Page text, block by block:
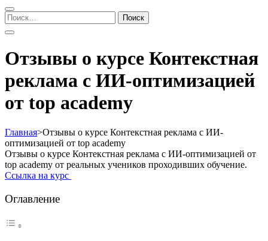
Найти:
Отзывы о курсе Контекстная
реклама с ИИ-оптимизацией
от top academy
Главная>Отзывы о курсе Контекстная реклама с ИИ-
оптимизацией от top academy
Отзывы о курсе Контекстная реклама с ИИ-оптимизацией от
top academy от реальных учеников проходивших обучение.
Ссылка на курс
Оглавление